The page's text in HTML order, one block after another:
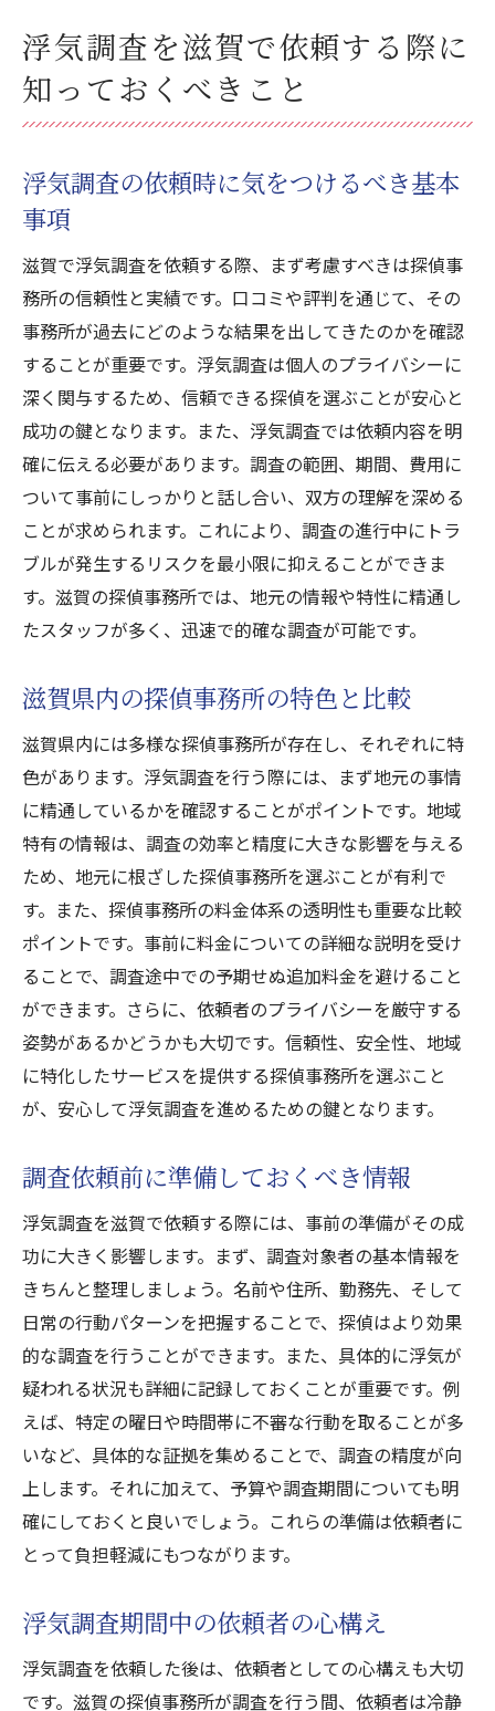
浮気調査を滋賀で依頼する際に
知っておくべきこと
浮気調査の依頼時に気をつけるべき基本
事項
滋賀で浮気調査を依頼する際、まず考慮すべきは探偵事
務所の信頼性と実績です。口コミや評判を通じて、その
事務所が過去にどのような結果を出してきたのかを確認
することが重要です。浮気調査は個人のプライバシーに
深く関与するため、信頼できる探偵を選ぶことが安心と
成功の鍵となります。また、浮気調査では依頼内容を明
確に伝える必要があります。調査の範囲、期間、費用に
ついて事前にしっかりと話し合い、双方の理解を深める
ことが求められます。これにより、調査の進行中にトラ
ブルが発生するリスクを最小限に抑えることができま
す。滋賀の探偵事務所では、地元の情報や特性に精通し
たスタッフが多く、迅速で的確な調査が可能です。
滋賀県内の探偵事務所の特色と比較
滋賀県内には多様な探偵事務所が存在し、それぞれに特
色があります。浮気調査を行う際には、まず地元の事情
に精通しているかを確認することがポイントです。地域
特有の情報は、調査の効率と精度に大きな影響を与える
ため、地元に根ざした探偵事務所を選ぶことが有利で
す。また、探偵事務所の料金体系の透明性も重要な比較
ポイントです。事前に料金についての詳細な説明を受け
ることで、調査途中での予期せぬ追加料金を避けること
ができます。さらに、依頼者のプライバシーを厳守する
姿勢があるかどうかも大切です。信頼性、安全性、地域
に特化したサービスを提供する探偵事務所を選ぶこと
が、安心して浮気調査を進めるための鍵となります。
調査依頼前に準備しておくべき情報
浮気調査を滋賀で依頼する際には、事前の準備がその成
功に大きく影響します。まず、調査対象者の基本情報を
きちんと整理しましょう。名前や住所、勤務先、そして
日常の行動パターンを把握することで、探偵はより効果
的な調査を行うことができます。また、具体的に浮気が
疑われる状況も詳細に記録しておくことが重要です。例
えば、特定の曜日や時間帯に不審な行動を取ることが多
いなど、具体的な証拠を集めることで、調査の精度が向
上します。それに加えて、予算や調査期間についても明
確にしておくと良いでしょう。これらの準備は依頼者に
とって負担軽減にもつながります。
浮気調査期間中の依頼者の心構え
浮気調査を依頼した後は、依頼者としての心構えも大切
です。滋賀の探偵事務所が調査を行う間、依頼者は冷静